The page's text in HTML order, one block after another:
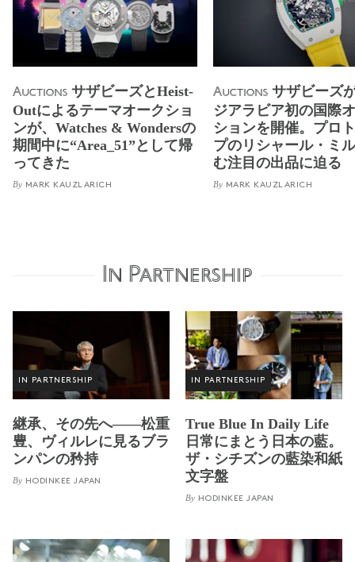
Auctions サザビーズとHeist-
Outによるテーマオークショ
ンが、Watches & Wondersの
期間中に“Area_51”として帰
ってきた
By MARK KAUZLARICH
Auctions サザビーズ
ジアラビア初の国際
ションを開催。プロ
プのリシャール・ミ
む注目の出品に迫る
By MARK KAUZLARICH
In Partnership
IN PARTNERSHIP
継承、その先へ——松重
豊、ヴィルレに見るブラ
ンパンの矜持
By HODINKEE JAPAN
IN PARTNERSHIP
True Blue In Daily Life
日常にまとう日本の藍。
ザ・シチズンの藍染和紙
文字盤
By HODINKEE JAPAN